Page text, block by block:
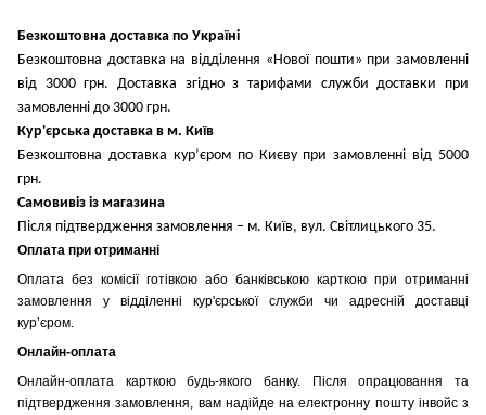
Безкоштовна доставка по Україні
Безкоштовна доставка на відділення «Нової пошти» при замовленні
від 3000 грн. Доставка згідно з тарифами служби доставки при
замовленні до 3000 грн.
Кур'єрська доставка в м. Київ
Безкоштовна доставка кур’єром по Києву при замовленні від 5000
грн.
Самовивіз із магазина
Після підтвердження замовлення – м. Київ, вул. Світлицького 35.
Оплата при отриманні
Оплата без комісії готівкою або банківською карткою при отриманні
замовлення у відділенні кур'єрської служби чи адресній доставці
кур’єром.
Онлайн-оплата
Онлайн-оплата карткою будь-якого банку. Після опрацювання та
підтвердження замовлення, вам надійде на електронну пошту інвойс з